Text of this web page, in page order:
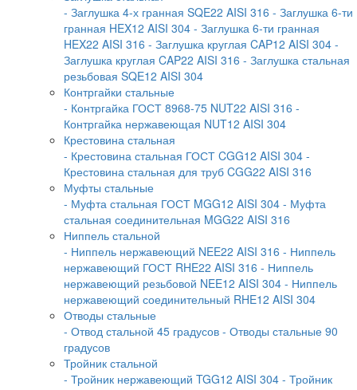
- Заглушка 4-х гранная SQE22 AISI 316 - Заглушка 6-ти
гранная HEX12 AISI 304 - Заглушка 6-ти гранная
HEX22 AISI 316 - Заглушка круглая CAP12 AISI 304 -
Заглушка круглая CAP22 AISI 316 - Заглушка стальная
резьбовая SQE12 AISI 304
Контргайки стальные
- Контргайка ГОСТ 8968-75 NUT22 AISI 316 -
Контргайка нержавеющая NUT12 AISI 304
Крестовина стальная
- Крестовина стальная ГОСТ CGG12 AISI 304 -
Крестовина стальная для труб CGG22 AISI 316
Муфты стальные
- Муфта стальная ГОСТ MGG12 AISI 304 - Муфта
стальная соединительная MGG22 AISI 316
Ниппель стальной
- Ниппель нержавеющий NEE22 AISI 316 - Ниппель
нержавеющий ГОСТ RHE22 AISI 316 - Ниппель
нержавеющий резьбовой NEE12 AISI 304 - Ниппель
нержавеющий соединительный RHE12 AISI 304
Отводы стальные
- Отвод стальной 45 градусов - Отводы стальные 90
градусов
Тройник стальной
- Тройник нержавеющий TGG12 AISI 304 - Тройник